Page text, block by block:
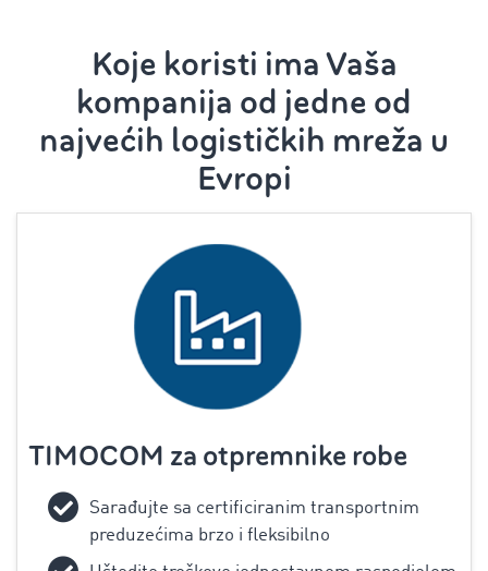
Koje koristi ima Vaša
kompanija od jedne od
najvećih logističkih mreža u
Evropi
TIMOCOM za otpremnike robe
‌Sarađujte sa certificiranim transportnim
preduzećima brzo i fleksibilno